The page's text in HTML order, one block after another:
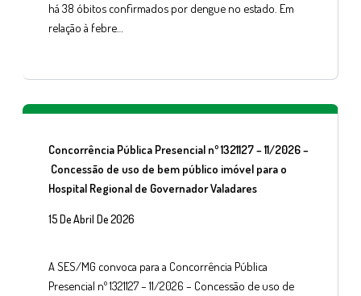
há 38 óbitos confirmados por dengue no estado. Em
relação à febre…
Concorrência Pública Presencial nº 1321127 – 11/2026 –
Concessão de uso de bem público imóvel para o
Hospital Regional de Governador Valadares
15 De Abril De 2026
A SES/MG convoca para a Concorrência Pública
Presencial nº 1321127 – 11/2026 – Concessão de uso de